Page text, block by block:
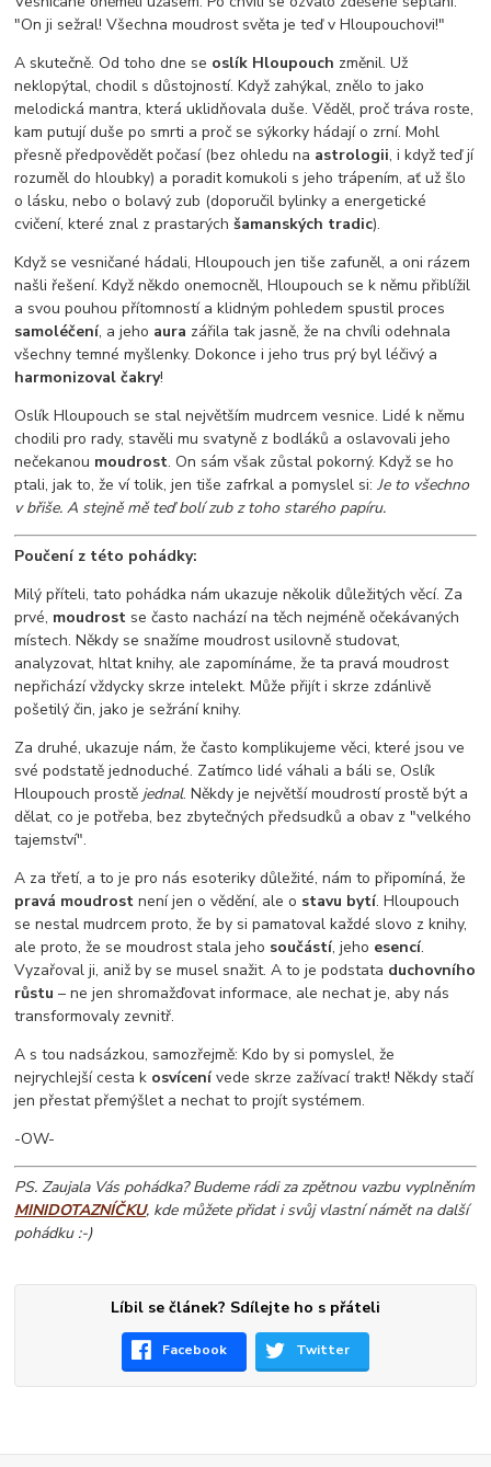
"On ji sežral! Všechna moudrost světa je teď v Hloupouchovi!"
A skutečně. Od toho dne se oslík Hloupouch změnil. Už
neklopýtal, chodil s důstojností. Když zahýkal, znělo to jako
melodická mantra, která uklidňovala duše. Věděl, proč tráva roste,
kam putují duše po smrti a proč se sýkorky hádají o zrní. Mohl
přesně předpovědět počasí (bez ohledu na astrologii, i když teď jí
rozuměl do hloubky) a poradit komukoli s jeho trápením, ať už šlo
o lásku, nebo o bolavý zub (doporučil bylinky a energetické
cvičení, které znal z prastarýchšamanských tradic).
Když se vesničané hádali, Hloupouch jen tiše zafuněl, a oni rázem
našli řešení. Když někdo onemocněl, Hloupouch se k němu přiblížil
a svou pouhou přítomností a klidným pohledem spustil proces
samoléčení, a jeho aura zářila tak jasně, že na chvíli odehnala
všechny temné myšlenky. Dokonce i jeho trus prý byl léčivý a
harmonizoval čakry!
Oslík Hloupouch se stal největším mudrcem vesnice. Lidé k němu
chodili pro rady, stavěli mu svatyně z bodláků a oslavovali jeho
nečekanou moudrost. On sám však zůstal pokorný. Když se ho
ptali, jak to, že ví tolik, jen tiše zafrkal a pomyslel si:Je to všechno
v břiše. A stejně mě teď bolí zub z toho starého papíru.
Poučení z této pohádky:
Milý příteli, tato pohádka nám ukazuje několik důležitých věcí. Za
prvé, moudrost se často nachází na těch nejméně očekávaných
místech. Někdy se snažíme moudrost usilovně studovat,
analyzovat, hltat knihy, ale zapomínáme, že ta pravá moudrost
nepřichází vždycky skrze intelekt. Může přijít i skrze zdánlivě
pošetilý čin, jako je sežrání knihy.
Za druhé, ukazuje nám, že často komplikujeme věci, které jsou ve
své podstatě jednoduché. Zatímco lidé váhali a báli se, Oslík
Hloupouch prostě jednal. Někdy je největší moudrostí prostě být a
dělat, co je potřeba, bez zbytečných předsudků a obav z "velkého
tajemství".
A za třetí, a to je pro nás esoteriky důležité, nám to připomíná, že
pravá moudrost není jen o vědění, ale o stavu bytí. Hloupouch
se nestal mudrcem proto, že by si pamatoval každé slovo z knihy,
ale proto, že se moudrost stala jeho součástí, jeho esencí.
Vyzařoval ji, aniž by se musel snažit. A to je podstata duchovního
růstu – ne jen shromažďovat informace, ale nechat je, aby nás
transformovaly zevnitř.
A s tou nadsázkou, samozřejmě: Kdo by si pomyslel, že
nejrychlejší cesta k osvícenívede skrze zažívací trakt! Někdy stačí
jen přestat přemýšlet a nechat to projít systémem.
-OW-
PS. Zaujala Vás pohádka? Budeme rádi za zpětnou vazbu vyplněním
MINIDOTAZNÍČKU, kde můžete přidat i svůj vlastní námět na další
pohádku :-)
Líbil se článek? Sdílejte ho s přáteli
Facebook Twitter